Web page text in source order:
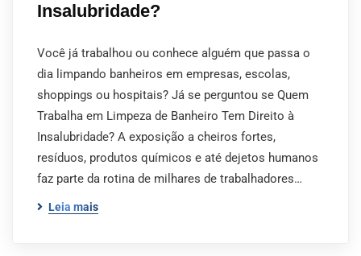
Insalubridade?
Você já trabalhou ou conhece alguém que passa o
dia limpando banheiros em empresas, escolas,
shoppings ou hospitais? Já se perguntou se Quem
Trabalha em Limpeza de Banheiro Tem Direito à
Insalubridade? A exposição a cheiros fortes,
resíduos, produtos químicos e até dejetos humanos
faz parte da rotina de milhares de trabalhadores…
Leia mais